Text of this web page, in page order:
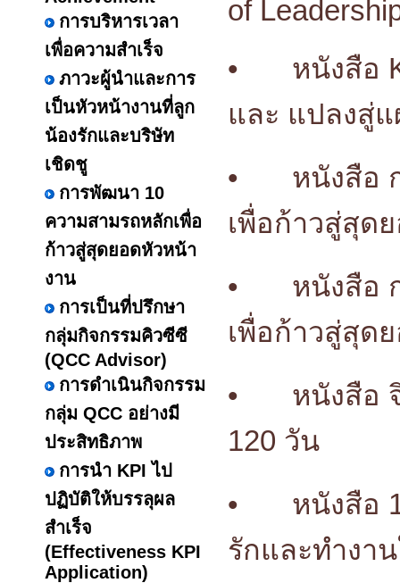
การบริหารเวลา
เพื่อความสำเร็จ
ภาวะผู้นำและการ
เป็นหัวหน้างานที่ลูก
น้องรักและบริษัท
เชิดชู
การพัฒนา 10
ความสามรถหลักเพื่อ
ก้าวสู่สุดยอดหัวหน้า
งาน
การเป็นที่ปรึกษา
กลุ่มกิจกรรมคิวซีซี
(QCC Advisor)
การดำเนินกิจกรรม
กลุ่ม QCC อย่างมี
ประสิทธิภาพ
การนำ KPI ไป
ปฏิบัติให้บรรลุผล
สำเร็จ
(Effectiveness KPI
Application)
of
•
หนังสือ
และ แปลงสู่
•
หนังสือ
เพื่อก้าวสู่สุด
•
หนังสือ
เพื่อก้าวสู่สุด
•
หนังสือ
120 วัน
•
หนังสือ
รักและทำงา